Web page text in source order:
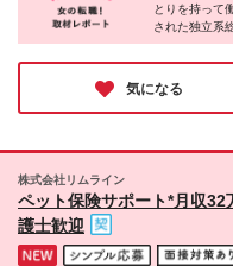
うえ決定い
1,320円（
間は下記の
18:00/時給
は基本的
とりを持って
された独立系
気に左右され
類のオペレー
ぞれ魅力的な
ぜひご応募く
気になる
株式会社リムライン
ペット保険サポート*月収
護士歓迎